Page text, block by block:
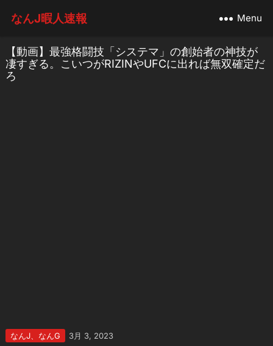
なんJ暇人速報 Menu
【動画】最強格闘技「システマ」の創始者の神技が
凄すぎる。こいつがRIZINやUFCに出れば無双確定だ
ろ
なんJ、なんG 3月 3, 2023